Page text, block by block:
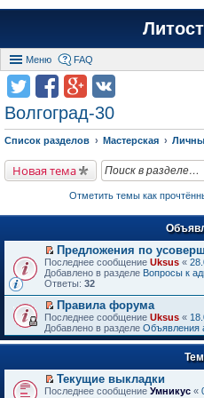
Меню FAQ
Волгоград-30
Список разделов Мастерская
Новая тема
Отметить темы как
П
е
р
й
т
и
к
п
в
о
Предложения по
Последнее сообщение Uksus «
Добавлено в разделе Вопросы к
Ответы: 32
П
е
р
е
т
и
к
Правила форума
Последнее сообщение Uksus «
Добавлено в разделе Объявления
П
Текущие выкладки
Последнее сообщение Умникус «